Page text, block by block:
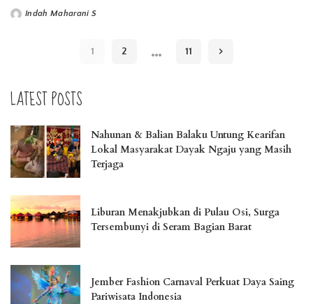
PostedIndah Maharani S
1 2 … 11
LATEST POSTS
Nahunan & Balian Balaku Untung Kearifan
Lokal Masyarakat Dayak Ngaju yang Masih
Terjaga
Liburan Menakjubkan di Pulau Osi, Surga
Tersembunyi di Seram Bagian Barat
Jember Fashion Carnaval Perkuat Daya Saing
Pariwisata Indonesia